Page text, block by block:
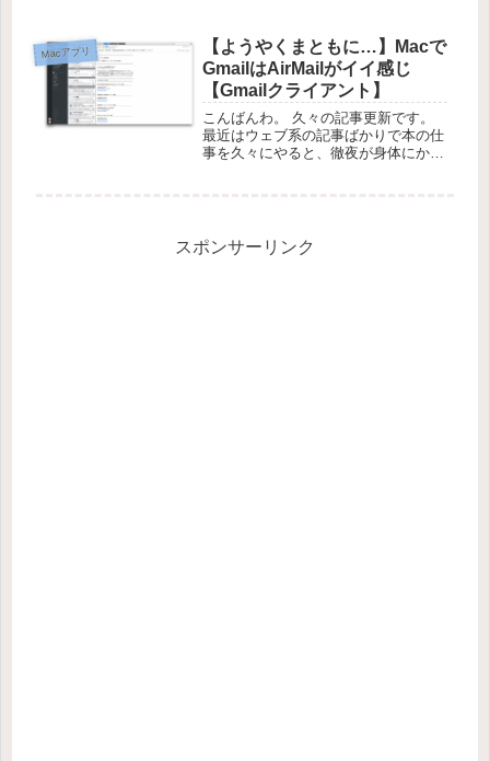
す。特に普段から家の鍵しめてきたっ
け？ と不安がってい...
Macアプリ
【ようやくまともに…】Macで
GmailはAirMailがイイ感じ
【Gmailクライアント】
こんばんわ。 久々の記事更新です。
最近はウェブ系の記事ばかりで本の仕
事を久々にやると、徹夜が身体にかな
スポンサーリンク